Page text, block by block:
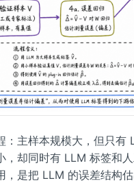
：主样本规模大，但只有
，却同时有 LLM 标签和
，是把 LLM 的误差结构